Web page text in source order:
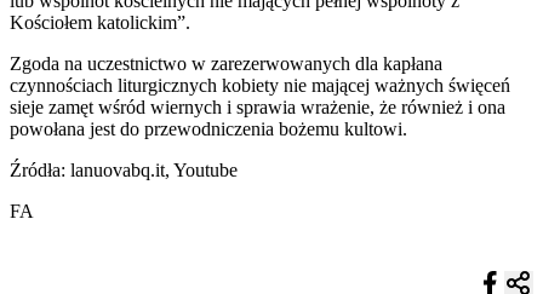
Kościołem katolickim”.
Zgoda na uczestnictwo w zarezerwowanych dla kapłana
czynnościach liturgicznych kobiety nie mającej ważnych święceń
sieje zamęt wśród wiernych i sprawia wrażenie, że również i ona
powołana jest do przewodniczenia bożemu kultowi.
Źródła: lanuovabq.it, Youtube
FA